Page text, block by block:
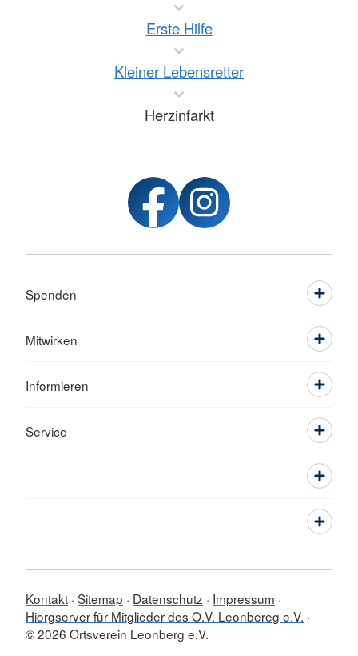
Erste Hilfe
Kleiner Lebensretter
Herzinfarkt
Spenden
Mitwirken
Informieren
Service
Kontakt Sitemap Datenschutz
Impressum
Hiorgserver für Mitglieder des O.V. Leonbereg e.V.
© 2026 Ortsverein Leonberg e.V.